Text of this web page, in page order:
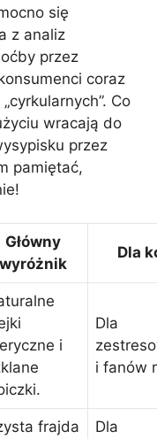
się
z analiz
przez
coraz
Co
wracają do
przez
pamiętać,
Główny
wyróżnik
Dla
i
Dla
i fanów
frajda
Dla